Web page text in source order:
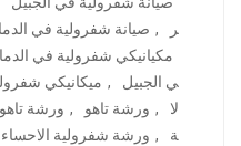
ر
, صيانة شفرولية في
مكيانيكي شفرولية في
ي الجبيل
, ميكانيكي
لا
, ورشة تاهو , ورشة تاهو
ة
, ورشة شفرولية الاحساء